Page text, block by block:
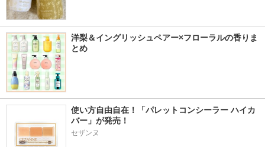
洋梨＆イングリッシュペアー×フローラルの香りま
とめ
使い方自由自在！「パレットコンシーラー ハイカ
バー」が発売！
セザンヌ